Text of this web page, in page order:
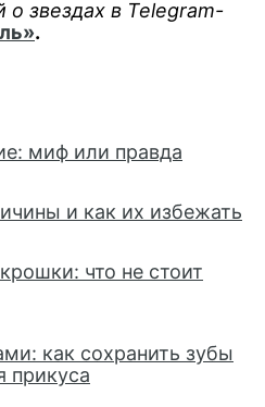
звездах в Telegram-
.
миф или правда
и как их избежать
что не стоит
как сохранить зубы
прикуса